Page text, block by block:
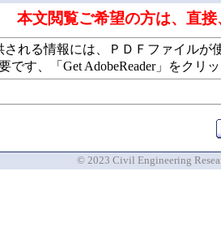
本文閲覧ご希望の方は、直
される情報には、ＰＤＦファイル
です、「Get AdobeReader」をク
© 2023 Civil Engineering